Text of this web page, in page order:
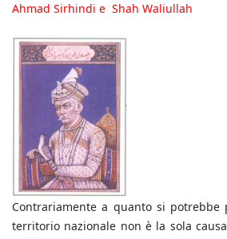
Ahmad Sirhindi e Shah Waliullah
Contrariamente a quanto si potrebbe
territorio nazionale non è la sola